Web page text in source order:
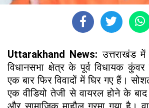
Uttarakhand News: उत्तराखंड में
विधानसभा क्षेत्र के पूर्व विधायक
एक बार फिर विवादों में घिर गए हैं।
एक वीडियो तेजी से वायरल होने के बाद